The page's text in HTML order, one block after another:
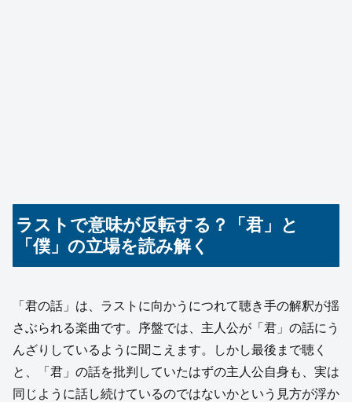
ラストで意味が反転する？「君」と
「僕」の立場を読み解く
「君の話」は、ラストに向かうにつれて聴き手の解釈が揺
さぶられる楽曲です。序盤では、主人公が「君」の話にう
んざりしているように聞こえます。しかし最後まで聴く
と、「君」の話を批判していたはずの主人公自身も、実は
同じように話し続けているのではないかという見方が浮か